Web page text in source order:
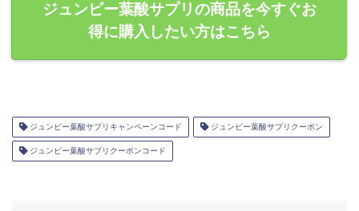
ジュンビー葉酸サプリの商品を今すぐお
得に購入したい方はこちら
ジュンビー葉酸サプリキャンペーンコード ジュンビー葉酸サプリクーポン
ジュンビー葉酸サプリクーポンコード